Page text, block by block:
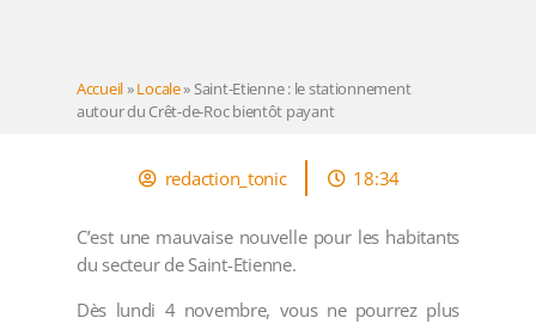
Accueil»Locale»Saint-Etienne : le stationnement
autour du Crêt-de-Roc bientôt payant
redaction_tonic 18:34
C’est une mauvaise nouvelle pour les habitants
du secteur de Saint-Etienne.
Dès lundi 4 novembre, vous ne pourrez plus